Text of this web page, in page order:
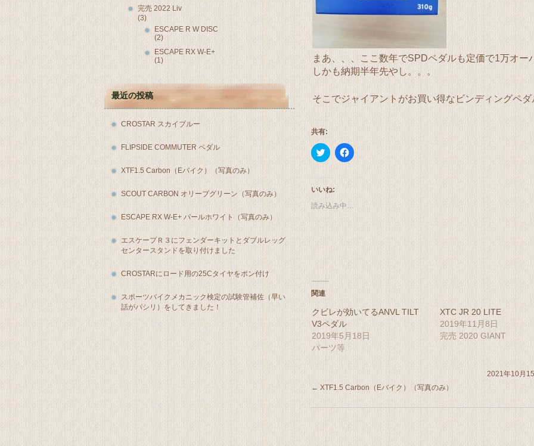
まあ、、、ここ数年でSPDペダルも定価で1万オー
しかも納期半年先やし。。。
そこでジャイアントがお買い得なビンディングペ
共有:
ク
リ
ッ
て
で
(新
い
ン
ウ
き
ま
す)
Facebook
で
は
い
ウ
ド
す)
いいね:
読み込み中…
関連
クビレが効いてるANVL TILT
V3ペダル
2019年5月18日
パーツ等
XTC JR 20 LITE
2019年11月8日
完売 2020 GIANT
2021年10月
← XTF1.5 Carbon（Eバイク）（写真のみ）
完売 2022 Liv
(3)
ESCAPE R W DISC
(2)
ESCAPE RX W-E+
(1)
最近の投稿
CROSTAR スカイブルー
FLIPSIDE COMMUTER ペダル
XTF1.5 Carbon（Eバイク）（写真のみ）
SCOUT CARBON オリーブグリーン（写真のみ）
ESCAPE RX W-E+ パールホワイト（写真のみ）
エスケープＲ３にフェンダーキットとダブルレッグ
センタースタンドを取り付けました
CROSTARにロード用の25Cタイヤをポン付け
スポーツバイクメカニック検定の試験管補佐（早い
話がパシリ）をしてきました！